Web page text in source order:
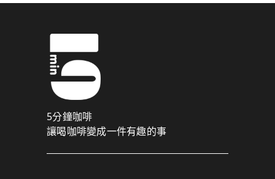
5分鐘咖啡
讓喝咖啡變成一件有趣的事